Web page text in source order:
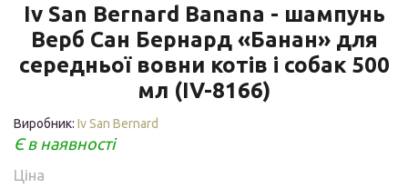
Iv San Bernard Banana - шампунь
Верб Сан Бернард «Банан» для
середньої вовни котів і собак 500
мл (IV-8166)
Виробник: Iv San Bernard
Є в наявності
Ціна